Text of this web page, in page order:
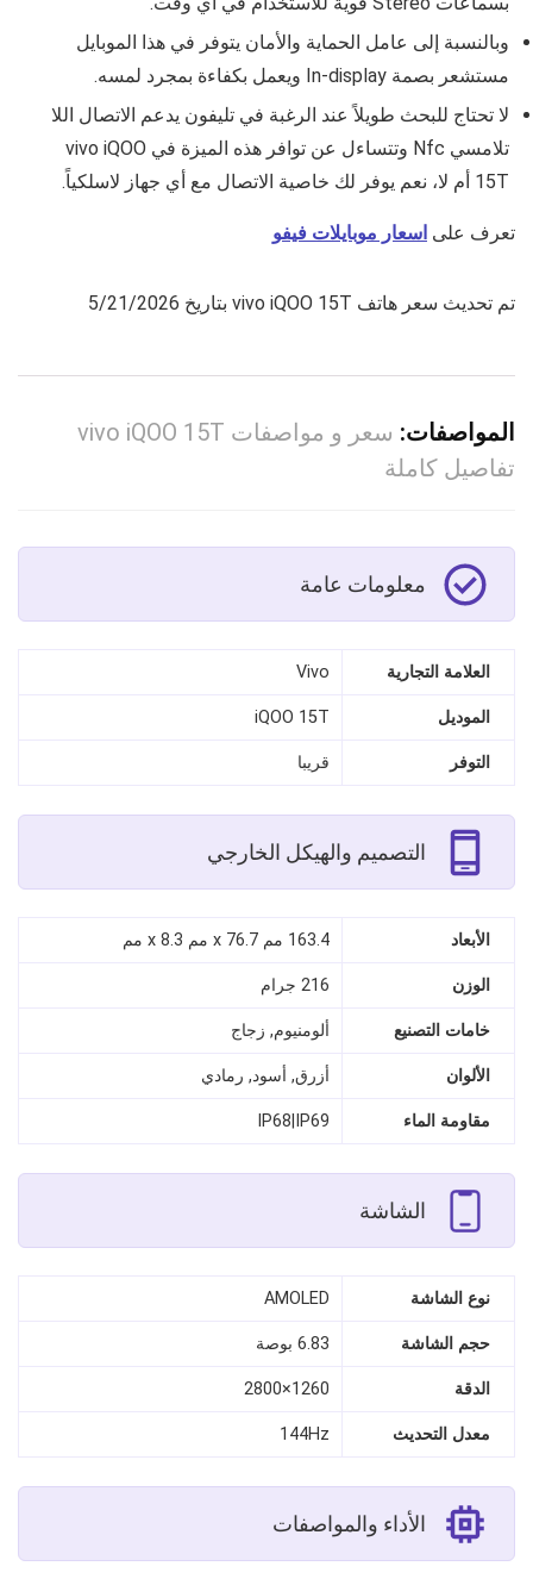
وبالنسبة إلى عامل الحماية والأمان يتوفر في هذا الموبايل
مستشعر بصمة In‑display ويعمل بكفاءة بمجرد لمسه.
لا تحتاج للبحث طويلاً عند الرغبة في تليفون يدعم الاتصال اللا
تلامسي Nfc وتتساءل عن توافر هذه الميزة في
vivo iQOO
15T أم لا، نعم يوفر لك خاصية الاتصال مع أي جهاز لاسلكياً.
تعرف على اسعار موبايلات فيفو
تم تحديث سعر هاتف vivo iQOO 15T بتاريخ 5/21/2026
المواصفات:
سعر و مواصفات vivo iQOO 15T
تفاصيل كاملة
معلومات عامة
العلامة التجارية Vivo
الموديل iQOO 15T
التوفر قريبا
التصميم والهيكل الخارجي
الأبعاد 163.4 مم x 76.7 مم x 8.3 مم
الوزن 216 جرام
خامات التصنيع ألومنيوم, زجاج
الألوان أزرق, أسود, رمادي
مقاومة الماء IP68|IP69
الشاشة
نوع الشاشة AMOLED
حجم الشاشة 6.83 بوصة
الدقة 1260×2800
معدل التحديث 144Hz
الأداء والمواصفات